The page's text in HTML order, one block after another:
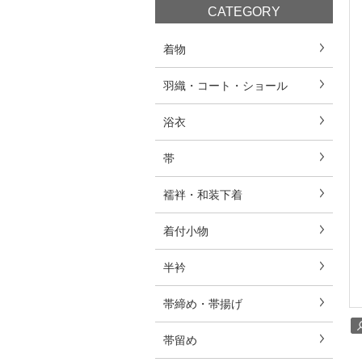
CATEGORY
着物
羽織・コート・ショール
浴衣
帯
襦袢・和装下着
着付小物
半衿
帯締め・帯揚げ
帯留め